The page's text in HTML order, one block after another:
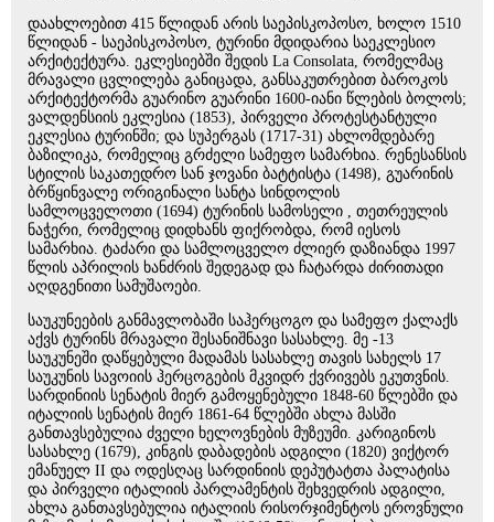
დაახლოებით 415 წლიდან არის საეპისკოპოსო, ხოლო 1510
წლიდან - საეპისკოპოსო, ტურინი მდიდარია საეკლესიო
არქიტექტურა. ეკლესიებში შედის La Consolata, რომელმაც
მრავალი ცვლილება განიცადა, განსაკუთრებით ბაროკოს
არქიტექტორმა გუარინო გუარინი 1600-იანი წლების ბოლოს;
ვალდენსიის ეკლესია (1853), პირველი პროტესტანტული
ეკლესია ტურინში; და სუპერგას (1717-31) ახლომდებარე
ბაზილიკა, რომელიც გრძელი სამეფო სამარხია. რენესანსის
სტილის საკათედრო სან ჯოვანი ბატტისტა (1498), გუარინის
ბრწყინვალე ორიგინალი სანტა სინდოლის
სამლოცველოთი (1694) ტურინის სამოსელი , თეთრეულის
ნაჭერი, რომელიც დიდხანს ფიქრობდა, რომ იესოს
სამარხია. ტაძარი და სამლოცველო ძლიერ დაზიანდა 1997
წლის აპრილის ხანძრის შედეგად და ჩატარდა ძირითადი
აღდგენითი სამუშაოები.
საუკუნეების განმავლობაში საჰერცოგო და სამეფო ქალაქს
აქვს ტურინს მრავალი შესანიშნავი სასახლე. მე -13
საუკუნეში დაწყებული მადამას სასახლე თავის სახელს 17
საუკუნის სავოიის ჰერცოგების მკვიდრ ქვრივებს ეკუთვნის.
სარდინიის სენატის მიერ გამოყენებული 1848-60 წლებში და
იტალიის სენატის მიერ 1861-64 წლებში ახლა მასში
განთავსებულია ძველი ხელოვნების მუზეუმი. კარიგინოს
სასახლე (1679), კინგის დაბადების ადგილი (1820) ვიქტორ
ემანუელ II და ოდესღაც სარდინიის დეპუტატთა პალატისა
და პირველი იტალიის პარლამენტის შეხვედრის ადგილი,
ახლა განთავსებულია იტალიის რისორჯიმენტოს ეროვნული